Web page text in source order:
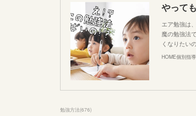
エア勉強は
魔の勉強法
くなりたい
HOME個別指
勉強方法(676)